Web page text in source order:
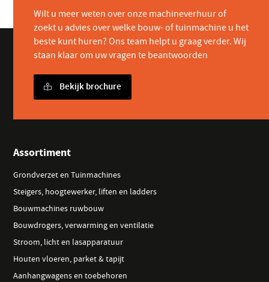
Wilt u meer weten over onze machineverhuur of
zoekt u advies over welke bouw- of tuinmachine u het
beste kunt huren? Ons team helpt u graag verder. Wij
staan klaar om uw vragen te beantwoorden
Bekijk brochure
Assortiment
Grondverzet en Tuinmachines
Steigers, hoogtewerker, liften en ladders
Bouwmachines ruwbouw
Bouwdrogers, verwarming en ventilatie
Stroom, licht en lasapparatuur
Houten vloeren, parket & tapijt
Aanhangwagens en toebehoren